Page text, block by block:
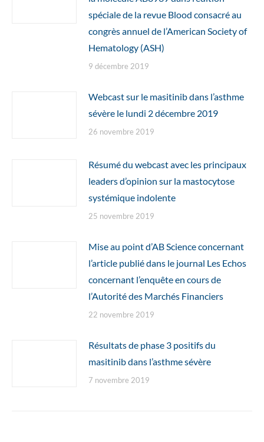
spéciale de la revue Blood consacré au
congrès annuel de l’American Society of
Hematology (ASH)
9 décembre 2019
Webcast sur le masitinib dans l’asthme
sévère le lundi 2 décembre 2019
26 novembre 2019
Résumé du webcast avec les principaux
leaders d’opinion sur la mastocytose
systémique indolente
25 novembre 2019
Mise au point d’AB Science concernant
l’article publié dans le journal Les Echos
concernant l’enquête en cours de
l’Autorité des Marchés Financiers
22 novembre 2019
Résultats de phase 3 positifs du
masitinib dans l’asthme sévère
7 novembre 2019